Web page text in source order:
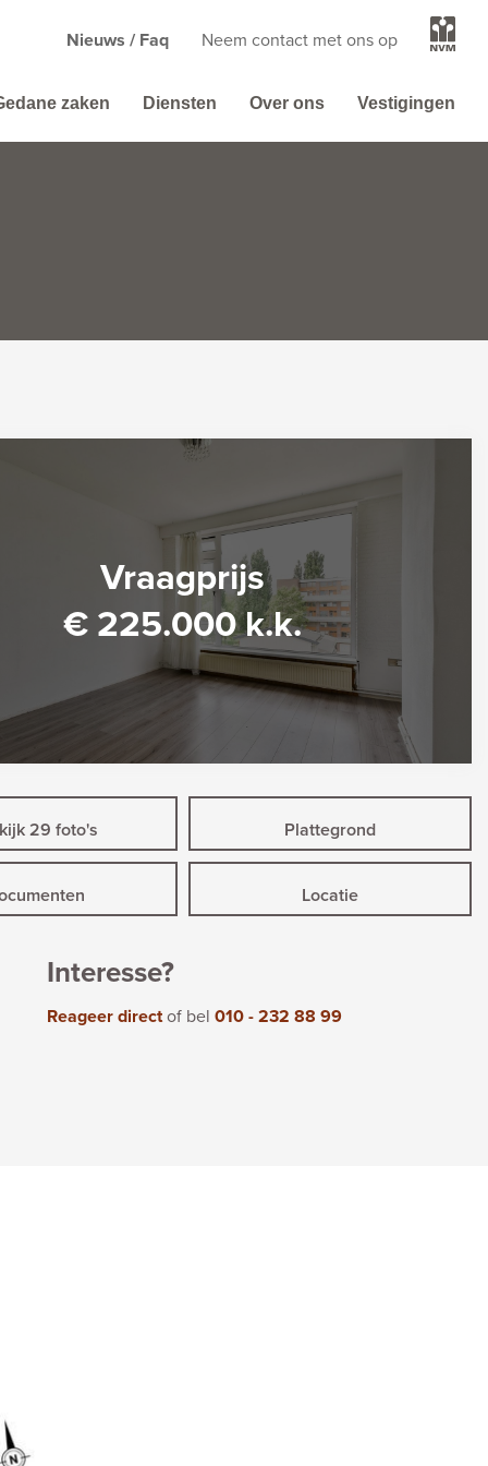
Nieuws / Faq Neem contact met ons op
zaken Diensten Over ons Vestigingen
Vraagprijs
€ 225.000 k.k.
29 foto's Plattegrond
Locatie
Interesse?
Reageer directof bel 010 - 232 88 99